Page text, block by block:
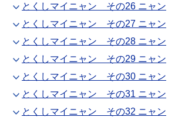
とくしマイニャン その26 ニャン
とくしマイニャン その27 ニャン
とくしマイニャン その28 ニャン
とくしマイニャン その29 ニャン
とくしマイニャン その30 ニャン
とくしマイニャン その31 ニャン
とくしマイニャン その32 ニャン